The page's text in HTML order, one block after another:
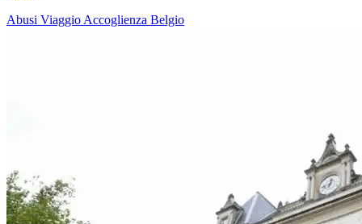
Abusi Viaggio Accoglienza Belgio